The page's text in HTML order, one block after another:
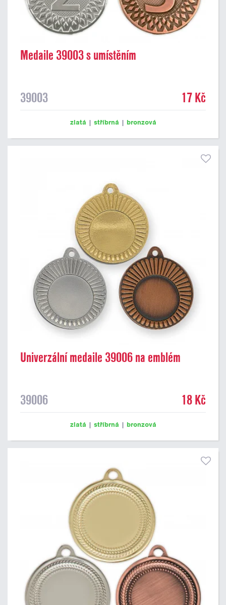
Medaile 39003 s umístěním
39003 17 Kč
zlatá | stříbrná | bronzová
Univerzální medaile 39006 na emblém
39006 18 Kč
zlatá | stříbrná | bronzová